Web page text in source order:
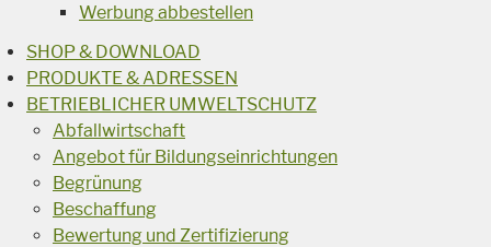
Werbung abbestellen
SHOP & DOWNLOAD
PRODUKTE & ADRESSEN
BETRIEBLICHER UMWELTSCHUTZ
Abfallwirtschaft
Angebot für Bildungseinrichtungen
Begrünung
Beschaffung
Bewertung und Zertifizierung